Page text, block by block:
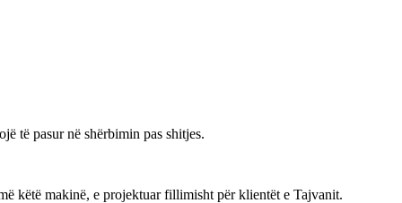
të pasur në shërbimin pas shitjes.
këtë makinë, e projektuar fillimisht për klientët e Tajvanit.